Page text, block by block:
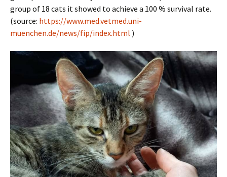
group of 18 cats it showed to achieve a 100 % survival rate.
(source: https://www.med.vetmed.uni-
muenchen.de/news/fip/index.html )